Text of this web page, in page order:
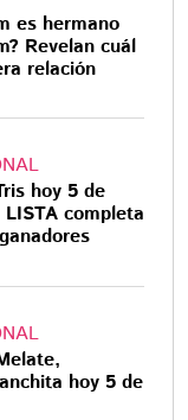
es hermano
Revelan cuál
relación
hoy 5 de
completa
hoy 5 de